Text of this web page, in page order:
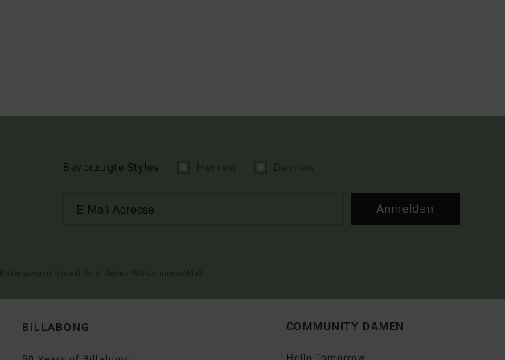
Bevorzugte Styles
Anmelden
BILLABONG COMMUNITY DAMEN